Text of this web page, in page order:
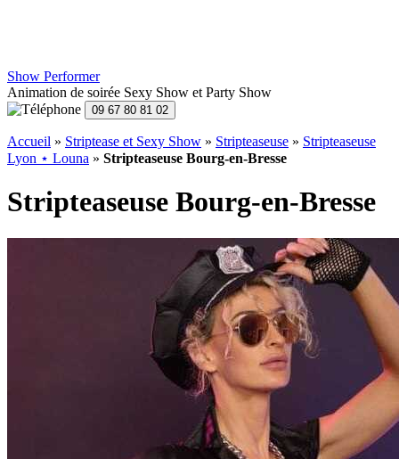
Show Performer
Animation de soirée Sexy Show et Party Show
Accueil » Striptease et Sexy Show » Stripteaseuse » Stripteaseuse
Lyon ⋆ Louna » Stripteaseuse Bourg-en-Bresse
Stripteaseuse Bourg-en-Bresse